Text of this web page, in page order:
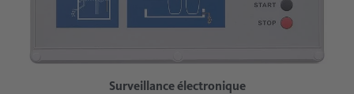
Surveillance électronique